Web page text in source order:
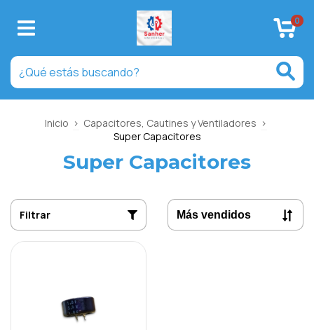
0
Inicio > Capacitores, Cautines y Ventiladores >
Super Capacitores
Super Capacitores
Filtrar